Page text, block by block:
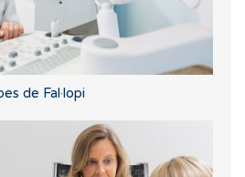
de Fal·lopi